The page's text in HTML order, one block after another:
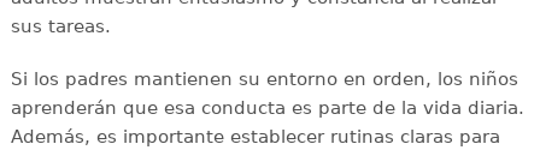
sus tareas.
Si los padres mantienen su entorno en orden, los niños
aprenderán que esa conducta es parte de la vida diaria.
Además, es importante establecer rutinas claras para